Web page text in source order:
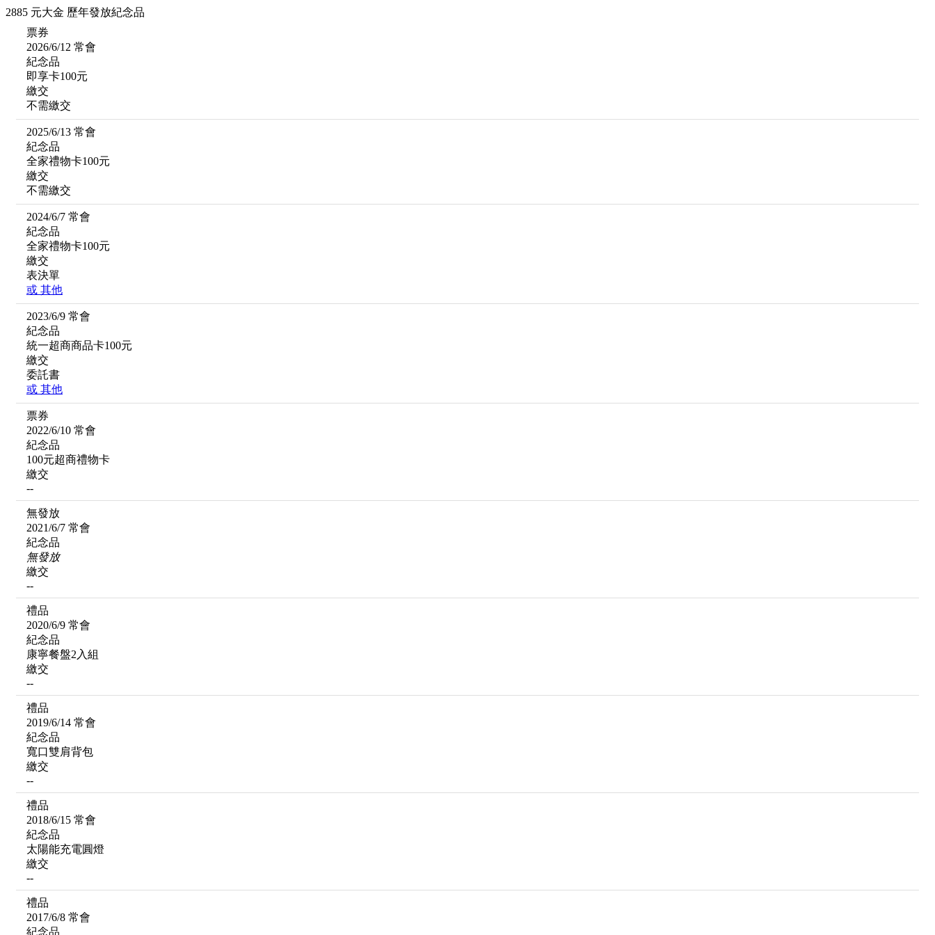
2885 元大金 歷年發放紀念品
票券
2026/6/12 常會
紀念品
即享卡100元
繳交
不需繳交
2025/6/13 常會
紀念品
全家禮物卡100元
繳交
不需繳交
2024/6/7 常會
紀念品
全家禮物卡100元
繳交
表決單
或 其他
2023/6/9 常會
紀念品
統一超商商品卡100元
繳交
委託書
或 其他
票券
2022/6/10 常會
紀念品
100元超商禮物卡
繳交
--
無發放
2021/6/7 常會
紀念品
無發放
繳交
--
禮品
2020/6/9 常會
紀念品
康寧餐盤2入組
繳交
--
禮品
2019/6/14 常會
紀念品
寬口雙肩背包
繳交
--
禮品
2018/6/15 常會
紀念品
太陽能充電圓燈
繳交
--
禮品
2017/6/8 常會
紀念品